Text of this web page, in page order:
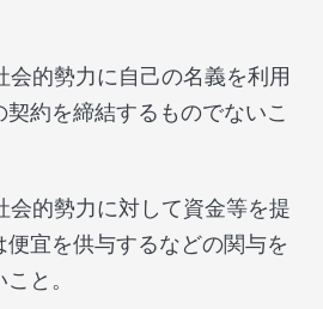
会的勢力に自己の名義を利用
契約を締結するものでないこ
会的勢力に対して資金等を提
便宜を供与するなどの関与を
と。